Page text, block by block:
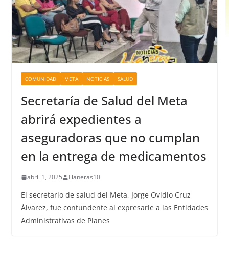
COMUNIDAD META NOTICIAS SALUD
Secretaría de Salud del Meta
abrirá expedientes a
aseguradoras que no cumplan
en la entrega de medicamentos
abril 1, 2025 Llaneras10
El secretario de salud del Meta, Jorge Ovidio Cruz
Álvarez, fue contundente al expresarle a las Entidades
Administrativas de Planes